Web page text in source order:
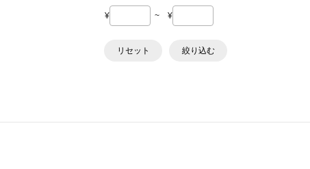
¥ ~ ¥
リセット 絞り込む